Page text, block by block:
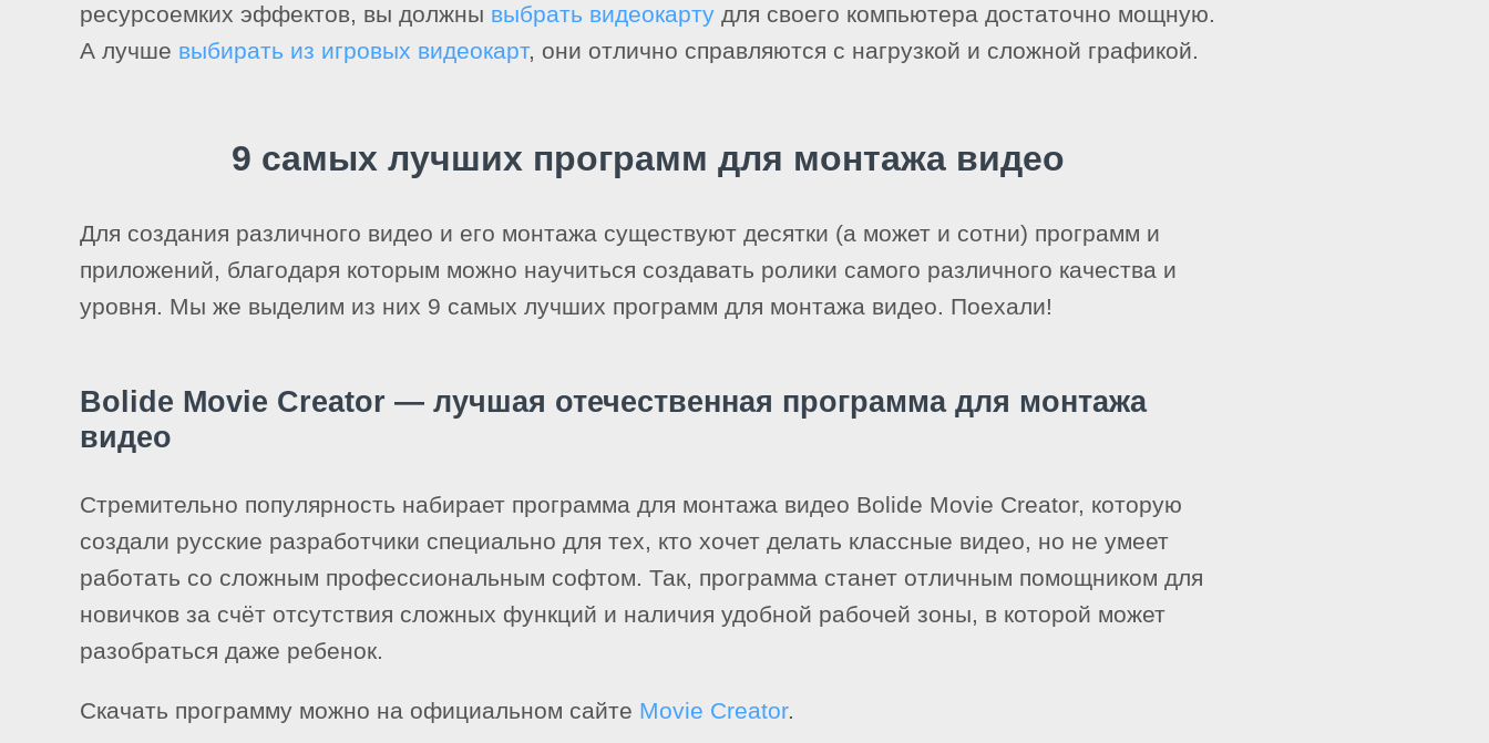
ресурсоемких эффектов, вы должны выбрать видеокарту для своего компьютера достаточно мощную.
А лучше выбирать из игровых видеокарт, они отлично справляются с нагрузкой и сложной графикой.
9 самых лучших программ для монтажа видео
Для создания различного видео и его монтажа существуют десятки (а может и сотни) программ и
приложений, благодаря которым можно научиться создавать ролики самого различного качества и
уровня. Мы же выделим из них 9 самых лучших программ для монтажа видео. Поехали!
Bolide Movie Creator — лучшая отечественная программа для монтажа
видео
Стремительно популярность набирает программа для монтажа видео Bolide Movie Creator, которую
создали русские разработчики специально для тех, кто хочет делать классные видео, но не умеет
работать со сложным профессиональным софтом. Так, программа станет отличным помощником для
новичков за счёт отсутствия сложных функций и наличия удобной рабочей зоны, в которой может
разобраться даже ребенок.
Скачать программу можно на официальном сайте Movie Creator.